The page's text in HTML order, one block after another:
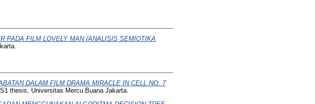
PADA FILM LOVELY MAN (ANALISIS SEMIOTIKA
DALAM FILM DRAMA MIRACLE IN CELL NO. 7
S1 thesis, Universitas Mercu Buana Jakarta.